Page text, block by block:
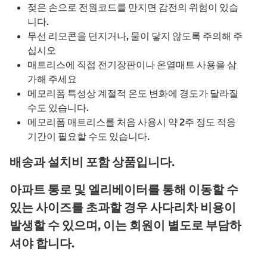
젖은 손으로 전원코드를 만지면 감전의 위험이 있습
니다.
무선 리모콘을 던지거나, 물이 닿지 않도록 주의해 주
십시오
매트리스에 직접 전기장판이나 온열매트 사용을 삼
가해 주세요
메모리폼 특성상 계절적 온도 변화에 경도가 달라질
수도 있습니다.
메모리폼 매트리스를 처음 사용시 약 2주 정도 적응
기간이 필요할 수도 있습니다.
배송과 설치비 포함 상품입니다.
아파트 통로 및 엘리베이터를 통해 이동할 수
있는 사이즈를 초과할 경우 사다리차 비용이
발생할 수 있으며, 이는 회원이 별도로 부담하
셔야 합니다.